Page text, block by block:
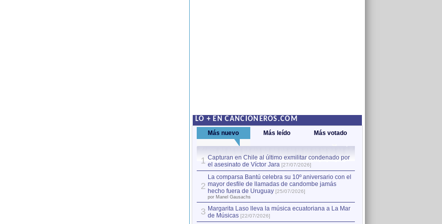
LO + EN CANCIONEROS.COM
Más nuevo Más leído Más votado
1 Capturan en Chile al último exmilitar condenado por
el asesinato de Víctor Jara [27/07/2026]
2
La comparsa Bantú celebra su 10º aniversario con el
mayor desfile de llamadas de candombe jamás
hecho fuera de Uruguay [25/07/2026]
por Manel Gausachs
3 Margarita Laso lleva la música ecuatoriana a La Mar
de Músicas [22/07/2026]